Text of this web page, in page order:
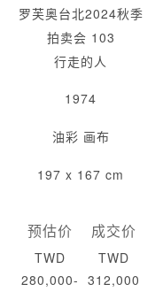
罗芙奥台北2024秋季
拍卖会 103
行走的人
1974
油彩 画布
197 x 167 cm
预估价
TWD
280,000-
成交价
TWD
312,000